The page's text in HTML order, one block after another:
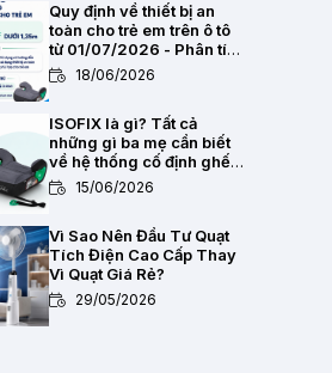
Quy định về thiết bị an
toàn cho trẻ em trên ô tô
từ 01/07/2026 - Phân tích
pháp lý toàn diện
18/06/2026
ISOFIX là gì? Tất cả
những gì ba mẹ cần biết
về hệ thống cố định ghế
trẻ em trên ô tô
15/06/2026
Vì Sao Nên Đầu Tư Quạt
Tích Điện Cao Cấp Thay
Vì Quạt Giá Rẻ?
29/05/2026